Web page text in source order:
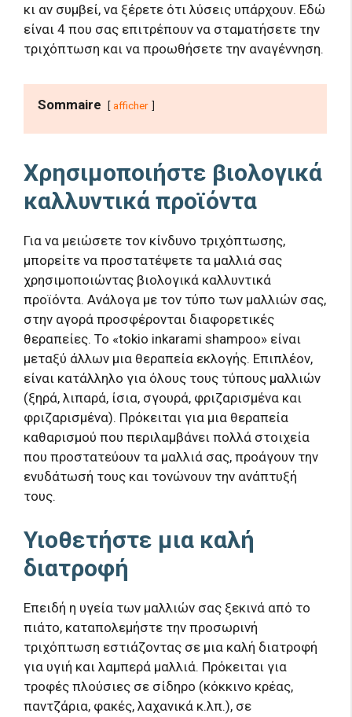
κι αν συμβεί, να ξέρετε ότι λύσεις υπάρχουν. Εδώ
είναι 4 που σας επιτρέπουν να σταματήσετε την
τριχόπτωση και να προωθήσετε την αναγέννηση.
Sommaire afficher
Χρησιμοποιήστε βιολογικά
καλλυντικά προϊόντα
Για να μειώσετε τον κίνδυνο τριχόπτωσης,
μπορείτε να προστατέψετε τα μαλλιά σας
χρησιμοποιώντας βιολογικά καλλυντικά
προϊόντα. Ανάλογα με τον τύπο των μαλλιών σας,
στην αγορά προσφέρονται διαφορετικές
θεραπείες. Το «tokio inkarami shampoo» είναι
μεταξύ άλλων μια θεραπεία εκλογής. Επιπλέον,
είναι κατάλληλο για όλους τους τύπους μαλλιών
(ξηρά, λιπαρά, ίσια, σγουρά, φριζαρισμένα και
φριζαρισμένα). Πρόκειται για μια θεραπεία
καθαρισμού που περιλαμβάνει πολλά στοιχεία
που προστατεύουν τα μαλλιά σας, προάγουν την
ενυδάτωσή τους και τονώνουν την ανάπτυξή
τους.
Υιοθετήστε μια καλή
διατροφή
Επειδή η υγεία των μαλλιών σας ξεκινά από το
πιάτο, καταπολεμήστε την προσωρινή
τριχόπτωση εστιάζοντας σε μια καλή διατροφή
για υγιή και λαμπερά μαλλιά. Πρόκειται για
τροφές πλούσιες σε σίδηρο (κόκκινο κρέας,
παντζάρια, φακές, λαχανικά κ.λπ.), σε